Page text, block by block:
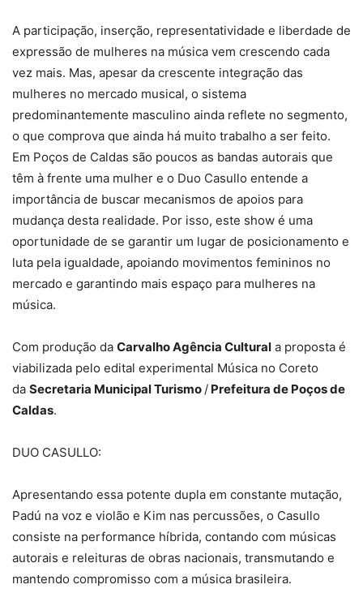
A participação, inserção, representatividade e liberdade de
expressão de mulheres na música vem crescendo cada
vez mais. Mas, apesar da crescente integração das
mulheres no mercado musical, o sistema
predominantemente masculino ainda reflete no segmento,
o que comprova que ainda há muito trabalho a ser feito.
Em Poços de Caldas são poucos as bandas autorais que
têm à frente uma mulher e o Duo Casullo entende a
importância de buscar mecanismos de apoios para
mudança desta realidade. Por isso, este show é uma
oportunidade de se garantir um lugar de posicionamento e
luta pela igualdade, apoiando movimentos femininos no
mercado e garantindo mais espaço para mulheres na
música.
Com produção da Carvalho Agência Cultural a proposta é
viabilizada pelo edital experimental Música no Coreto
da Secretaria Municipal Turismo / Prefeitura de Poços de
Caldas.
DUO CASULLO:
Apresentando essa potente dupla em constante mutação,
Padú na voz e violão e Kim nas percussões, o Casullo
consiste na performance híbrida, contando com músicas
autorais e releituras de obras nacionais, transmutando e
mantendo compromisso com a música brasileira.